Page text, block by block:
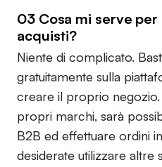
03 Cosa mi serve
acquisti?
Niente di complicato.
gratuitamente sulla
creare il proprio
propri marchi, sarà
B2B ed effettuare ordini
desiderate utilizzare altre